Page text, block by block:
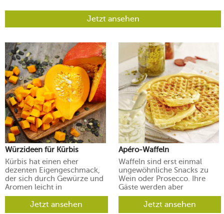
Jetzt ansehen
Würzideen für Kürbis
Kürbis hat einen eher
dezenten Eigengeschmack,
der sich durch Gewürze und
Aromen leicht in
verschiedene Richtungen
lenken lässt.Jetzt ansehen
Apéro-Waffeln
Waffeln sind erst einmal
ungewöhnliche Snacks zu
Wein oder Prosecco. Ihre
Gäste werden aber
begeistert sein.
Jetzt ansehen